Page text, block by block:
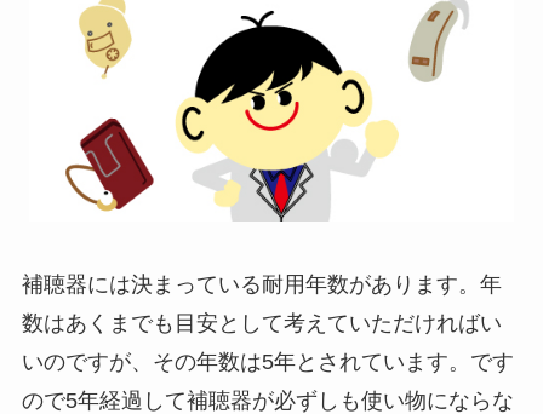
補聴器には決まっている耐用年数があります。年
数はあくまでも目安として考えていただければい
いのですが、その年数は5年とされています。です
ので5年経過して補聴器が必ずしも使い物にならな